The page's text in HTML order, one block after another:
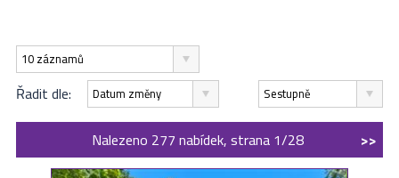
10 záznamů
Řadit dle: Datum změny Sestupně
Nalezeno 277 nabídek, strana 1/28
>>